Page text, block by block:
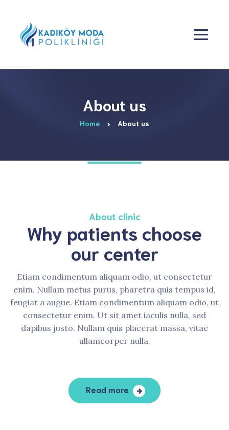
About us
Home About us
About clinic
Why patients choose
our center
Etiam condimentum aliquam odio, ut consectetur
enim. Nullam metus purus, pharetra quis tempus id,
feugiat a augue. Etiam condimentum aliquam odio, ut
consectetur enim. Ut sit amet iaculis nulla, sed
dapibus justo. Nullam quis placerat massa, vitae
ullamcorper nulla.
Read more